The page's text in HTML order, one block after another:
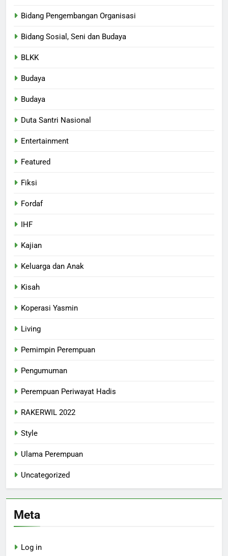
Bidang Pengembangan Organisasi
Bidang Sosial, Seni dan Budaya
BLKK
Budaya
Budaya
Duta Santri Nasional
Entertainment
Featured
Fiksi
Fordaf
IHF
Kajian
Keluarga dan Anak
Kisah
Koperasi Yasmin
Living
Pemimpin Perempuan
Pengumuman
Perempuan Periwayat Hadis
RAKERWIL 2022
Style
Ulama Perempuan
Uncategorized
Meta
Log in